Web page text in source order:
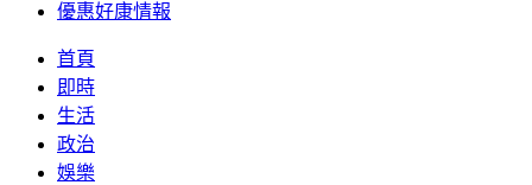
優惠好康情報
首頁
即時
生活
政治
娛樂